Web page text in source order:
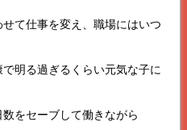
て仕事を変え、職場にはいつ
明る過ぎるくらい元気な子に
をセーブして働きながら